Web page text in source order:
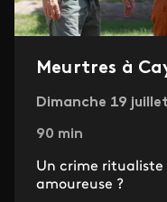
Meurtres à
Dimanche 19
90 min
Un crime ritualiste
amoureuse ?